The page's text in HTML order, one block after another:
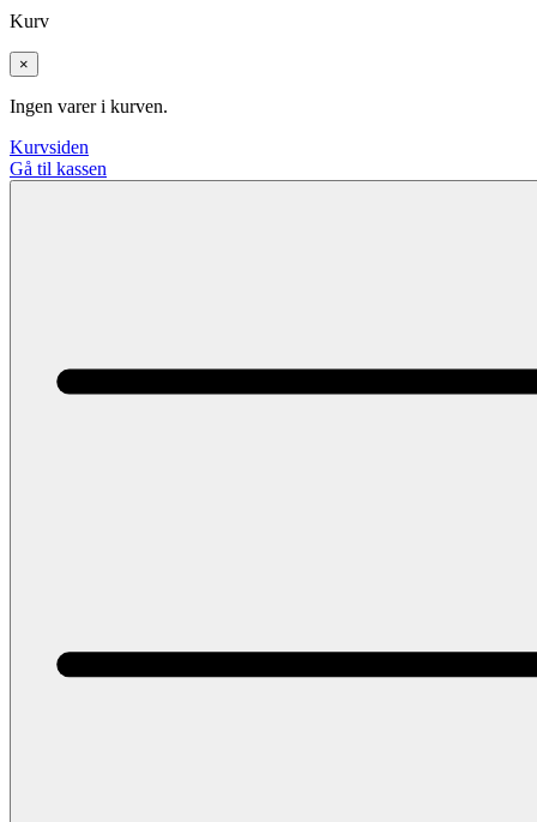
Kurv
×
Ingen varer i kurven.
Kurvsiden
Gå til kassen